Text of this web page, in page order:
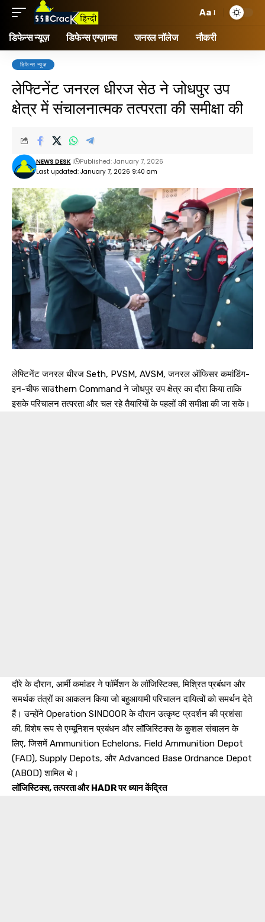
Aa
डिफेन्स न्यूज़ डिफेन्स एग्ज़ाम्स जनरल नॉलेज नौकरी
डिफेन्स न्यूज़
लेफ्टिनेंट जनरल धीरज सेठ ने जोधपुर उप
क्षेत्र में संचालनात्मक तत्परता की समीक्षा की
Last updated: January 7, 2026 9:40 am
NEWS DESK Published: January 7, 2026
लेफ्टिनेंट जनरल धीरज Seth, PVSM, AVSM, जनरल ऑफिसर कमांडिंग-
इन-चीफ साउthern Command ने जोधपुर उप क्षेत्र का दौरा किया ताकि
इसके परिचालन तत्परता और चल रहे तैयारियों के पहलों की समीक्षा की जा सके।
दौरे के दौरान, आर्मी कमांडर ने फॉर्मेशन के लॉजिस्टिक्स, मिश्रित प्रबंधन और
समर्थक तंत्रों का आकलन किया जो बहुआयामी परिचालन दायित्वों को समर्थन देते
हैं। उन्होंने Operation SINDOOR के दौरान उत्कृष्ट प्रदर्शन की प्रशंसा
की, विशेष रूप से एम्यूनिशन प्रबंधन और लॉजिस्टिक्स के कुशल संचालन के
लिए, जिसमें Ammunition Echelons, Field Ammunition Depot
(FAD), Supply Depots, और Advanced Base Ordnance Depot
(ABOD) शामिल थे।
लॉजिस्टिक्स, तत्परता और HADR पर ध्यान केंद्रित